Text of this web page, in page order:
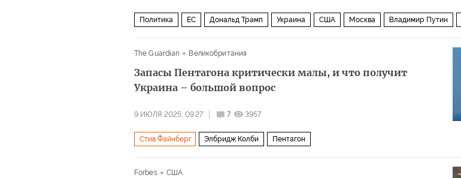
Политика ЕС Дональд Трамп Украина США Москва Владимир Путин
The Guardian
Великобритания
Запасы Пентагона критически малы, и что получит
Украина – большой вопрос
9 ИЮЛЯ 2025, 09:27 7 3957
Стив Файнберг Элбридж Колби Пентагон
Forbes США